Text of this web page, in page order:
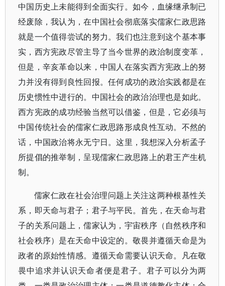
中国历史上未能得到全面实行。如今，血缘继承制已
经废除，我认为，在中国社会彻底落实儒家仁政思路
就是一个值得尝试的努力。我们也注意到这个基本事
实，西方宪政尽管主导了当今世界的政治制度变革，
但是，辛亥革命以来，中国人在落实西方宪政上的努
力并没有得到良性回报。任何成功的政治实践都是在
历史惯性中进行的。中国社会的政治治理也是如此。
西方宪政的成功经验当然可以借鉴，但是，它必须与
中国传统社会的儒家仁政思路形成良性互动。不然的
话，中国政治将永无宁日。这里，我想深入分析孟子
所提倡的推举制，呈现儒家仁政思路上的君王产生机
制。
儒家仁政在社会治理问题上关注这两种根基性关
系，即天命与君子；君子与平民。首先，在天命与君
子的关系问题上，儒家认为，宇宙秩序（自然秩序和
社会秩序）是在天命中设定的。敬畏并遵循天命是为
政者的原始性情感。遵循天命需要认识天命。凡在敬
畏中追求并认识天命者便是君子。君子可以分为两